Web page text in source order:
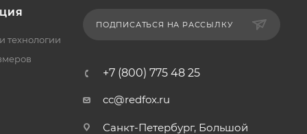
технологии
ПОДПИСАТЬСЯ НА РАССЫЛКУ
+7 (800) 775 48 25
cc@redfox.ru
Санкт-Петербург, Большой